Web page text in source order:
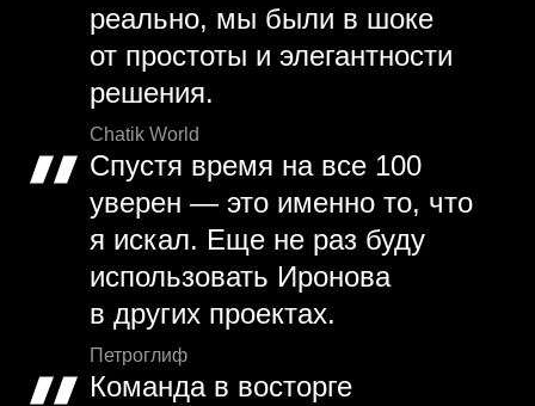
реально, мы были в шоке
от простоты и элегантности
решения.
Chatik World
Спустя время на все 100
уверен — это именно то, что
я искал. Еще не раз буду
использовать Иронова
в других проектах.
Петроглиф
Команда в восторге